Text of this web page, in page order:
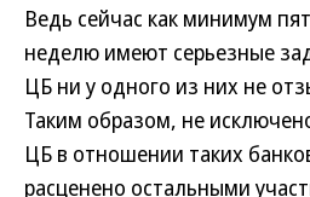
Ведь сейчас как минимум
неделю имеют серьезные
ЦБ ни у одного из них не
Таким образом, не
ЦБ в отношении таких
расценено остальными